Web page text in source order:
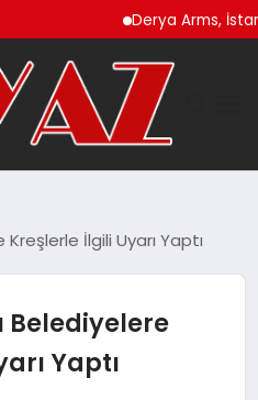
Derya Arms, İstanbul
İlgili Uyarı Yaptı
Belediyelere
Yaptı